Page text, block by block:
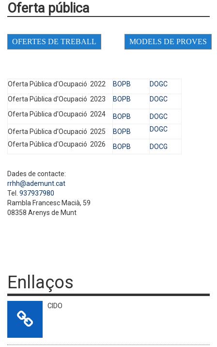
Oferta pública
Oferta Pública d'Ocupació 2022 BOPB
DOGC
Oferta Pública d'Ocupació 2023
BOPB
DOGC
Oferta Pública d'Ocupació 2024
BOPB
DOGC
Oferta Pública d'Ocupació 2025
BOPB
DOGC
Oferta Pública d'Ocupació 2026
BOPB DOCG
Dades de contacte:
rrhh@ademunt.cat
Tel. 937937980
Rambla Francesc Macià, 59
08358 Arenys de Munt
Enllaços
CIDO